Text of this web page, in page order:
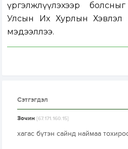
үргэлжлүүлэхээр
Улсын Их Хурлын Хэвлэл
мэдээллээ.
Сэтгэгдэл
Зочин[67.171.160.15]
хагас бүтэн сайнд наймаа